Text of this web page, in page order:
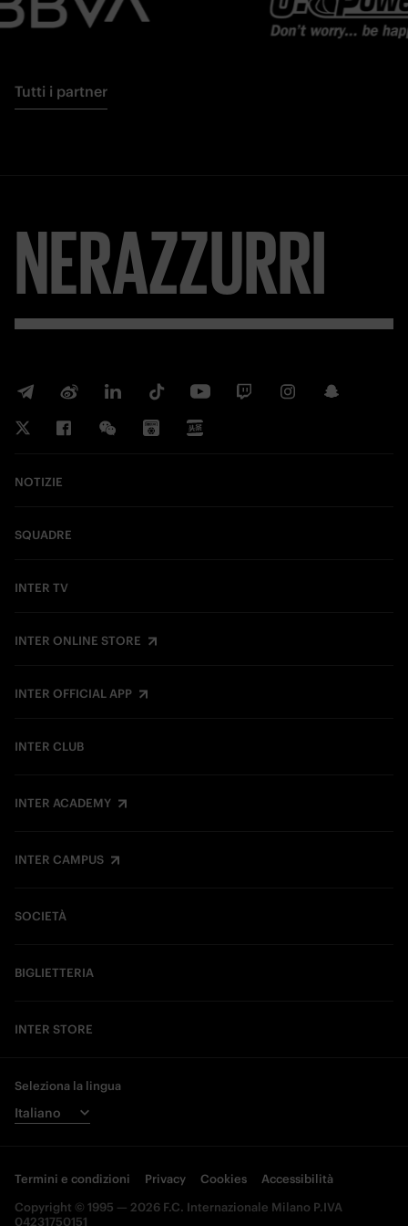
Tutti i partner
NERAZZURRI
NOTIZIE
SQUADRE
INTER TV
INTER ONLINE STORE
INTER OFFICIAL APP
INTER CLUB
INTER ACADEMY
INTER CAMPUS
SOCIETÀ
BIGLIETTERIA
INTER STORE
Seleziona la lingua
Termini e condizioni Privacy Cookies
Accessibilità
Copyright © 1995 — 2026 F.C. Internazionale Milano P.IVA
04231750151